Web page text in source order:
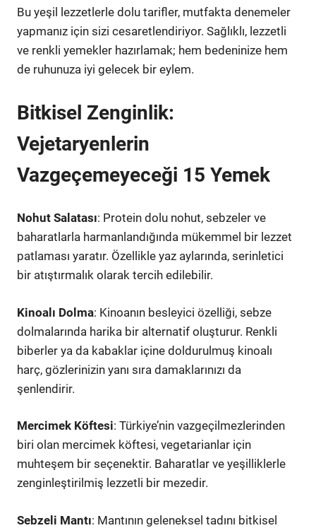
Bu yeşil lezzetlerle dolu tarifler, mutfakta denemeler
yapmanız için sizi cesaretlendiriyor. Sağlıklı, lezzetli
ve renkli yemekler hazırlamak; hem bedeninize hem
de ruhunuza iyi gelecek bir eylem.
Bitkisel Zenginlik:
Vejetaryenlerin
Vazgeçemeyeceği 15 Yemek
Nohut Salatası: Protein dolu nohut, sebzeler ve
baharatlarla harmanlandığında mükemmel bir lezzet
patlaması yaratır. Özellikle yaz aylarında, serinletici
bir atıştırmalık olarak tercih edilebilir.
Kinoalı Dolma: Kinoanın besleyici özelliği, sebze
dolmalarında harika bir alternatif oluşturur. Renkli
biberler ya da kabaklar içine doldurulmuş kinoalı
harç, gözlerinizin yanı sıra damaklarınızı da
şenlendirir.
Mercimek Köftesi: Türkiye’nin vazgeçilmezlerinden
biri olan mercimek köftesi, vegetarianlar için
muhteşem bir seçenektir. Baharatlar ve yeşilliklerle
zenginleştirilmiş lezzetli bir mezedir.
Sebzeli Mantı: Mantının geleneksel tadını bitkisel